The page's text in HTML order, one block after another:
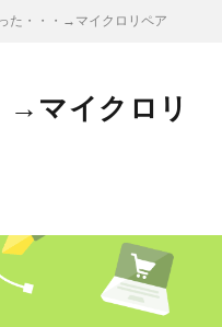
た・・・→マイクロリペア
→マイクロリ